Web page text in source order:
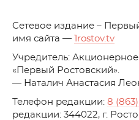
Cетевое издание –
имя сайта —
1rostov.tv
Учредитель:
«Первый
— Наталич Анастасия
Телефон редакции: 8
редакции: 344022, г.